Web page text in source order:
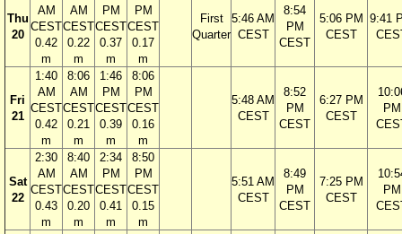
Thu
20
AM
CEST
0.42
m
AM
CEST
0.22
m
PM
CEST
0.37
m
PM
CEST
0.17
m
First
Quarter
5:46 AM
CEST
8:54
PM
CEST
5:06 PM
CEST
9:41
Fri
21
1:40
AM
CEST
0.42
m
8:06
AM
CEST
0.21
m
1:46
PM
CEST
0.39
m
8:06
PM
CEST
0.16
m
5:48 AM
CEST
8:52
PM
CEST
6:27 PM
CEST
PM
Sat
22
2:30
AM
CEST
0.43
m
8:40
AM
CEST
0.20
m
2:34
PM
CEST
0.41
m
8:50
PM
CEST
0.15
m
5:51 AM
CEST
8:49
PM
CEST
7:25 PM
CEST
PM